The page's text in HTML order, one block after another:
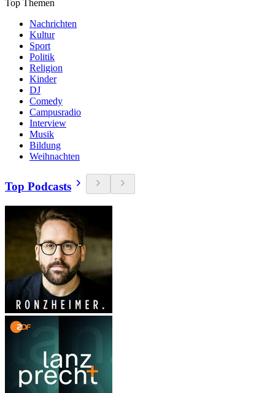
Top Themen
Nachrichten
Kultur
Sport
Politik
Religion
Kinder
DJ
Comedy
Campusradio
Interview
Musik
Bildung
Weihnachten
Top Podcasts